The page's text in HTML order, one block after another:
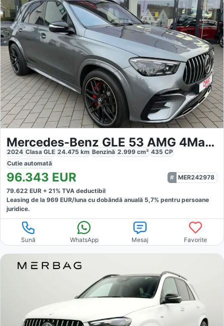
Mercedes-Benz GLE 53 AMG 4Matic Performance Superior Night
2024 Clasa GLE 24.475 km Benzină 2.999 cm³ 435 CP
Cutie automată
96.343 EUR
MER242978
79.622 EUR + 21% TVA deductibil
Leasing de la 969 EUR/luna cu dobăndă anuală 5,7% pentru persoane
juridice.
Sună WhatsApp Mesaj Favorite